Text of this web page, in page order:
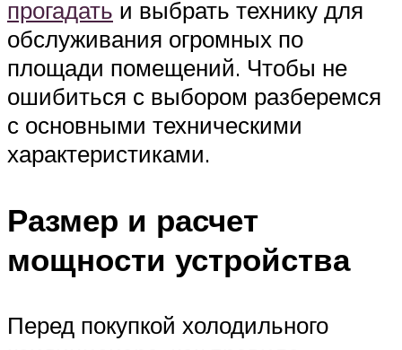
прогадать и выбрать технику для
обслуживания огромных по
площади помещений. Чтобы не
ошибиться с выбором разберемся
с основными техническими
характеристиками.
Размер и расчет
мощности устройства
Перед покупкой холодильного